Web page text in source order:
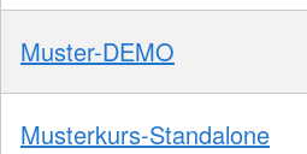
Muster-DEMO
Musterkurs-Standalone